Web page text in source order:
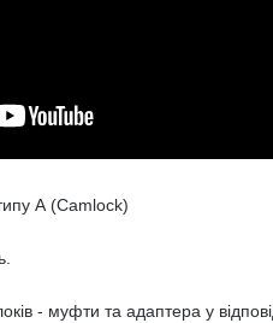
А (Camlock)
- муфти та адаптера у